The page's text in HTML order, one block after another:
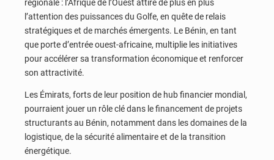
régionale : l’Afrique de l’Ouest attire de plus en plus
l’attention des puissances du Golfe, en quête de relais
stratégiques et de marchés émergents. Le Bénin, en tant
que porte d’entrée ouest-africaine, multiplie les initiatives
pour accélérer sa transformation économique et renforcer
son attractivité.
Les Émirats, forts de leur position de hub financier mondial,
pourraient jouer un rôle clé dans le financement de projets
structurants au Bénin, notamment dans les domaines de la
logistique, de la sécurité alimentaire et de la transition
énergétique.